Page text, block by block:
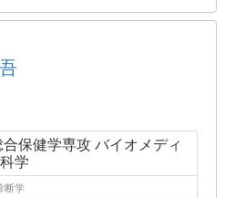
保健学専攻 バイオメディ
学
断学